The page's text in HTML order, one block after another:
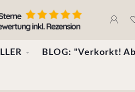
BLOG: "Verkorkt!